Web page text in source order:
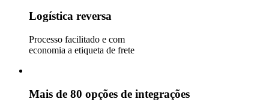
Logística reversa
Processo facilitado e com
economia a etiqueta de frete
Mais de 80 opções de integrações